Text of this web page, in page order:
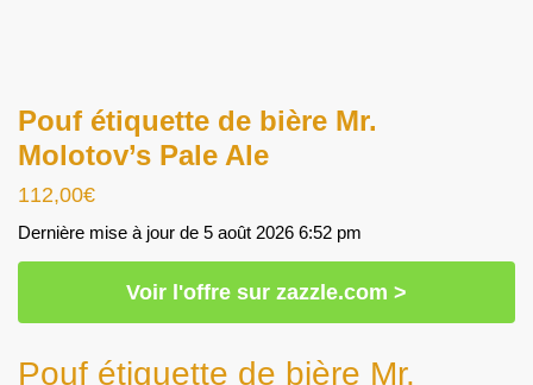
Pouf étiquette de bière Mr.
Molotov’s Pale Ale
112,00€
Dernière mise à jour de 5 août 2026 6:52 pm
Voir l'offre sur zazzle.com >
Pouf étiquette de bière Mr.